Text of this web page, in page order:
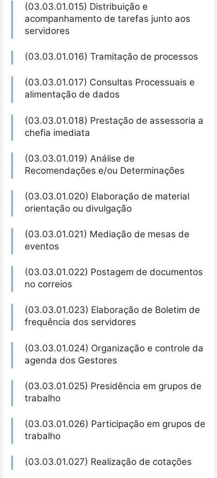
(03.03.01.015) Distribuição e
acompanhamento de tarefas junto aos
servidores
(03.03.01.016) Tramitação de processos
(03.03.01.017) Consultas Processuais e
alimentação de dados
(03.03.01.018) Prestação de assessoria a
chefia imediata
(03.03.01.019) Análise de
Recomendações e/ou Determinações
(03.03.01.020) Elaboração de material
orientação ou divulgação
(03.03.01.021) Mediação de mesas de
eventos
(03.03.01.022) Postagem de documentos
no correios
(03.03.01.023) Elaboração de Boletim de
frequência dos servidores
(03.03.01.024) Organização e controle da
agenda dos Gestores
(03.03.01.025) Presidência em grupos de
trabalho
(03.03.01.026) Participação em grupos de
trabalho
(03.03.01.027) Realização de cotações